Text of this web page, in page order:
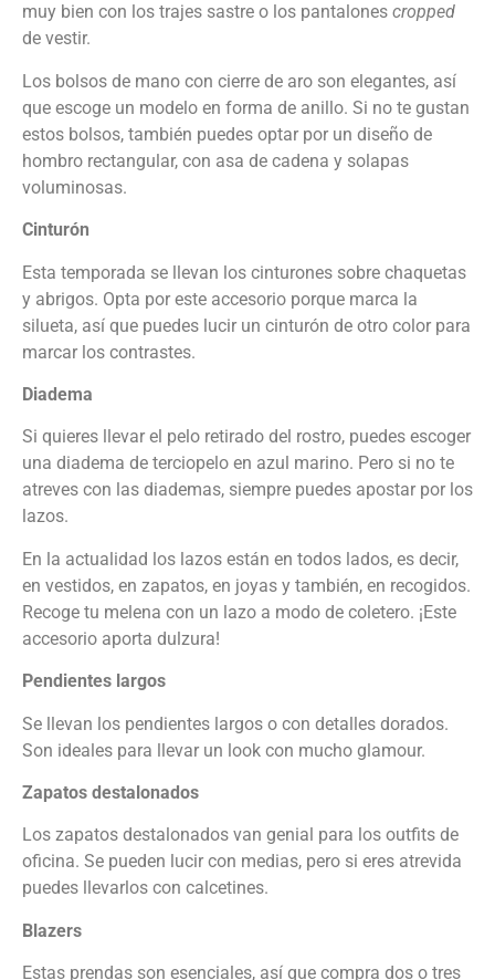
muy bien con los trajes sastre o los pantalones cropped
de vestir.
Los bolsos de mano con cierre de aro son elegantes, así
que escoge un modelo en forma de anillo. Si no te gustan
estos bolsos, también puedes optar por un diseño de
hombro rectangular, con asa de cadena y solapas
voluminosas.
Cinturón
Esta temporada se llevan los cinturones sobre chaquetas
y abrigos. Opta por este accesorio porque marca la
silueta, así que puedes lucir un cinturón de otro color para
marcar los contrastes.
Diadema
Si quieres llevar el pelo retirado del rostro, puedes escoger
una diadema de terciopelo en azul marino. Pero si no te
atreves con las diademas, siempre puedes apostar por los
lazos.
En la actualidad los lazos están en todos lados, es decir,
en vestidos, en zapatos, en joyas y también, en recogidos.
Recoge tu melena con un lazo a modo de coletero. ¡Este
accesorio aporta dulzura!
Pendientes largos
Se llevan los pendientes largos o con detalles dorados.
Son ideales para llevar un look con mucho glamour.
Zapatos destalonados
Los zapatos destalonados van genial para los outfits de
oficina. Se pueden lucir con medias, pero si eres atrevida
puedes llevarlos con calcetines.
Blazers
Estas prendas son esenciales, así que compra dos o tres